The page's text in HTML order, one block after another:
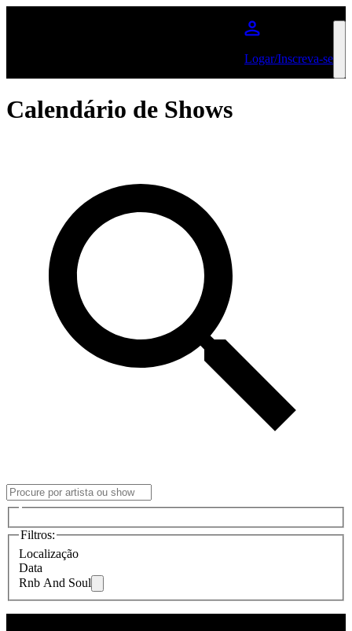
Logar/Inscreva-se
Calendário de Shows
Filtros:
Localização
Data
Rnb And Soul